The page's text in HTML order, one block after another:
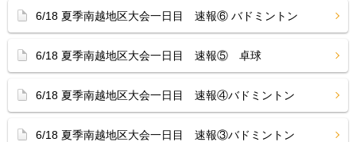
6/18 夏季南越地区大会一日目 速報⑥ バドミントン
6/18 夏季南越地区大会一日目 速報⑤ 卓球
6/18 夏季南越地区大会一日目 速報④バドミントン
6/18 夏季南越地区大会一日目 速報③バドミントン